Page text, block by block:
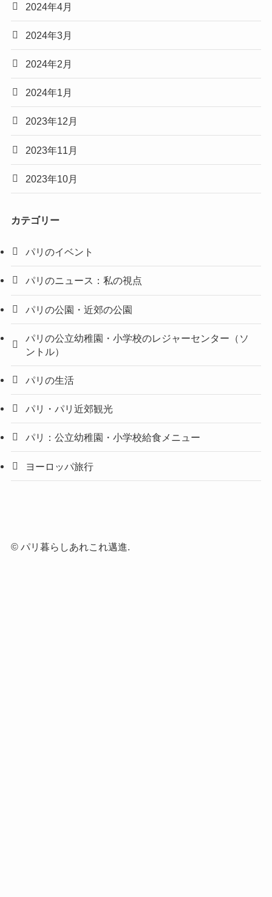
2024年4月
2024年3月
2024年2月
2024年1月
2023年12月
2023年11月
2023年10月
カテゴリー
パリのイベント
パリのニュース：私の視点
パリの公園・近郊の公園
パリの公立幼稚園・小学校のレジャーセンター（ソ
ントル）
パリの生活
パリ・パリ近郊観光
パリ：公立幼稚園・小学校給食メニュー
ヨーロッパ旅行
©パリ暮らしあれこれ邁進.